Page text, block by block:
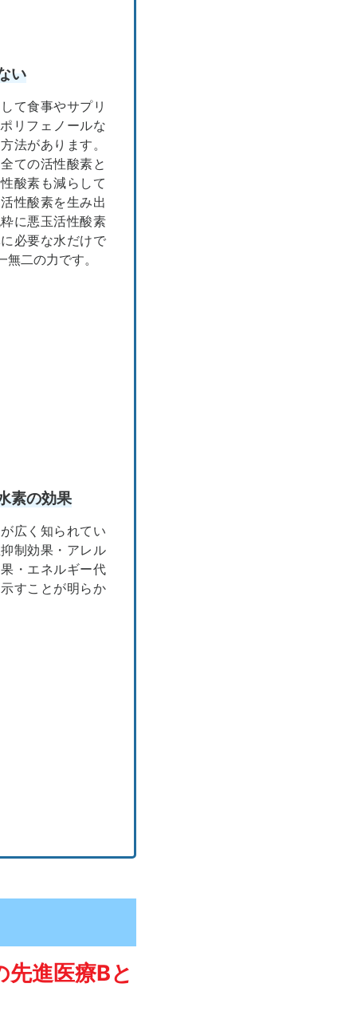
い
て食事やサプリ
リフェノールな
法があります。
ての活性酸素と
酸素も減らして
性酸素を生み出
に悪玉活性酸素
必要な水だけで
二の力です。
素の効果
広く知られてい
制効果・アレル
・エネルギー代
すことが明らか
進医療Bと